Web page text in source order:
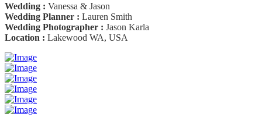
Wedding : Vanessa & Jason
Wedding Planner : Lauren Smith
Wedding Photographer : Jason Karla
Location : Lakewood WA, USA